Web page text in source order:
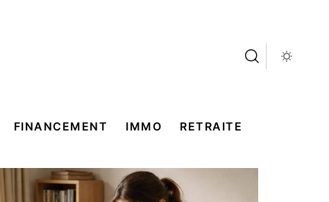
FINANCEMENT IMMO RETRAITE